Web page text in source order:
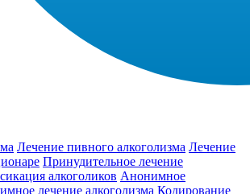
Лечение пивного алкоголизма Лечение
Принудительное лечение
алкоголиков Анонимное
лечение алкоголизма Кодирование